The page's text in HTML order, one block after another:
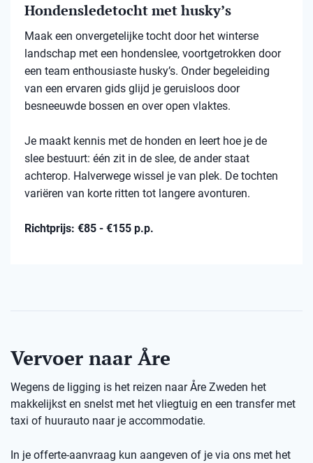
Hondensledetocht met husky’s
Maak een onvergetelijke tocht door het winterse
landschap met een hondenslee, voortgetrokken door
een team enthousiaste husky’s. Onder begeleiding
van een ervaren gids glijd je geruisloos door
besneeuwde bossen en over open vlaktes.
Je maakt kennis met de honden en leert hoe je de
slee bestuurt: één zit in de slee, de ander staat
achterop. Halverwege wissel je van plek. De tochten
variëren van korte ritten tot langere avonturen.
Richtprijs: €85 - €155 p.p.
Vervoer naar Åre
Wegens de ligging is het reizen naar Åre Zweden het
makkelijkst en snelst met het vliegtuig en een transfer met
taxi of huurauto naar je accommodatie.
In je offerte-aanvraag kun aangeven of je via ons met het